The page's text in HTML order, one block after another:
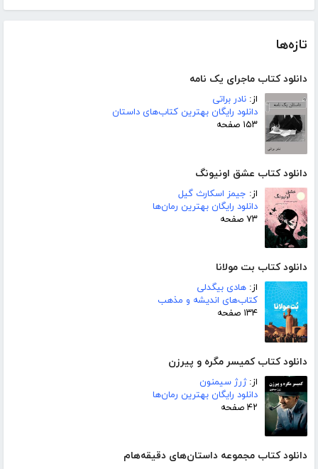
تازه‌ها
دانلود کتاب ماجرای یک نامه
از: نادر براتی
دانلود رایگان بهترین کتاب‌های داستان
۱۵۳ صفحه
دانلود کتاب عشق اونیونگ
از: جیمز اسکارث گیل
دانلود رایگان بهترین رمان‌ها
۷۳ صفحه
دانلود کتاب بت مولانا
از: هادی بیگدلی
کتاب‌های اندیشه و مذهب
۱۳۴ صفحه
دانلود کتاب کمیسر مگره و پیرزن
از:ژرژ سیمنون
دانلود رایگان بهترین رمان‌ها
۴۲ صفحه
دانلود کتاب مجموعه داستان‌های دقیقه‌هام